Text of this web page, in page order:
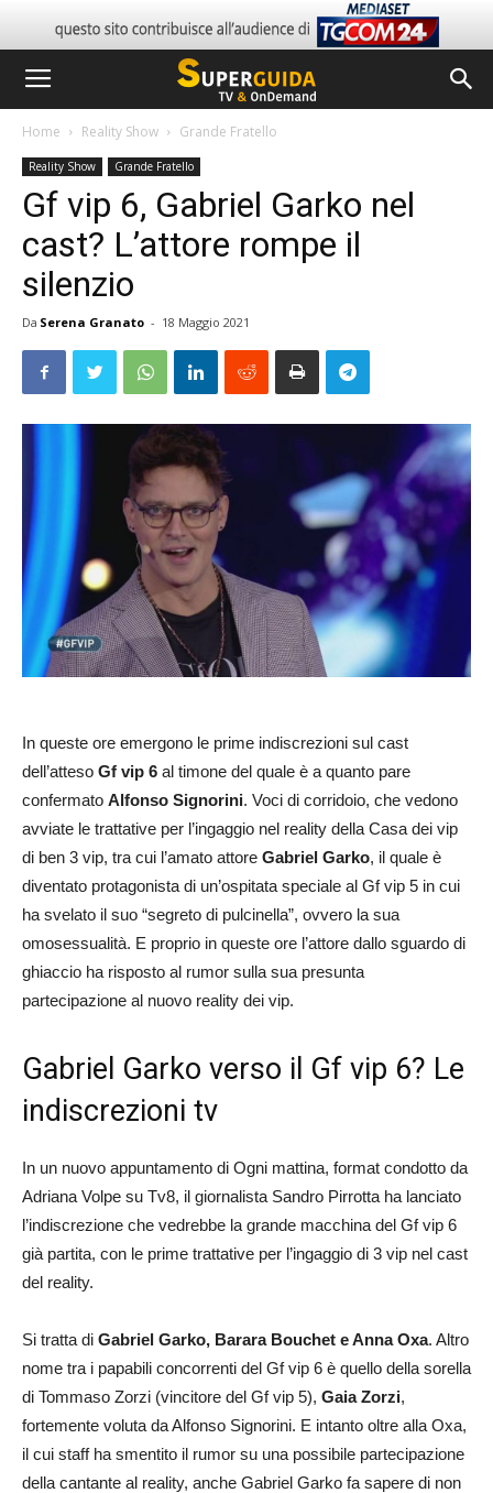
Home Reality Show Grande Fratello
Reality Show Grande Fratello
Gf vip 6, Gabriel Garko nel
cast? L’attore rompe il
silenzio
Da Serena Granato - 18 Maggio 2021
In queste ore emergono le prime indiscrezioni sul cast
dell’atteso Gf vip 6 al timone del quale è a quanto pare
confermato Alfonso Signorini. Voci di corridoio, che vedono
avviate le trattative per l’ingaggio nel reality della Casa dei vip
di ben 3 vip, tra cui l’amato attore Gabriel Garko, il quale è
diventato protagonista di un’ospitata speciale al Gf vip 5 in cui
ha svelato il suo “segreto di pulcinella”, ovvero la sua
omosessualità. E proprio in queste ore l’attore dallo sguardo di
ghiaccio ha risposto al rumor sulla sua presunta
partecipazione al nuovo reality dei vip.
Gabriel Garko verso il Gf vip 6? Le
indiscrezioni tv
In un nuovo appuntamento di Ogni mattina, format condotto da
Adriana Volpe su Tv8, il giornalista Sandro Pirrotta ha lanciato
l’indiscrezione che vedrebbe la grande macchina del Gf vip 6
già partita, con le prime trattative per l’ingaggio di 3 vip nel cast
del reality.
Si tratta di Gabriel Garko, Barara Bouchet e Anna Oxa. Altro
nome tra i papabili concorrenti del Gf vip 6 è quello della sorella
di Tommaso Zorzi (vincitore del Gf vip 5), Gaia Zorzi,
fortemente voluta da Alfonso Signorini. E intanto oltre alla Oxa,
il cui staff ha smentito il rumor su una possibile partecipazione
della cantante al reality, anche Gabriel Garko fa sapere di non